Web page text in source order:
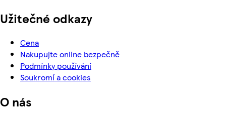
Užitečné odkazy
Cena
Nakupujte online bezpečně
Podmínky používání
Soukromí a cookies
O nás